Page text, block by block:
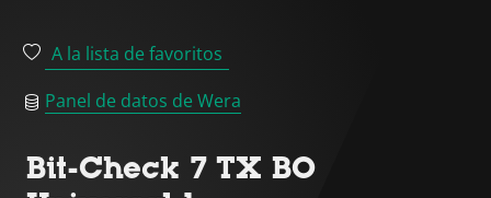
A la lista de favoritos
Panel de datos de Wera
Bit-Check 7 TX BO